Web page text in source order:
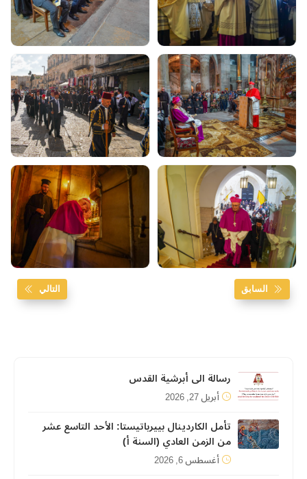
السابق التالي
رسالة الى أبرشية القدس
أبريل 27, 2026
تأمل الكاردينال بييرباتيستا: الأحد التاسع عشر
من الزمن العادي (السنة أ)
أغسطس 6, 2026